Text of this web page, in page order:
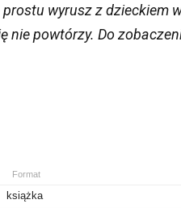
wyrusz z dzieckiem
nie powtórzy. Do
Format
książka